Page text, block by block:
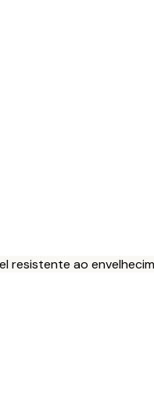
resistente ao